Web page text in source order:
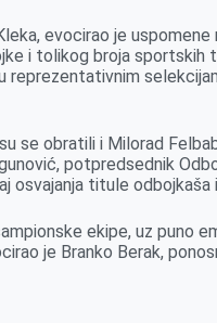
evocirao je
i tolikog broja sportskih
reprezentativnim
se obratili i Milorad
potpredsednik
osvajanja titule
ekipe, uz puno
je Branko Berak,